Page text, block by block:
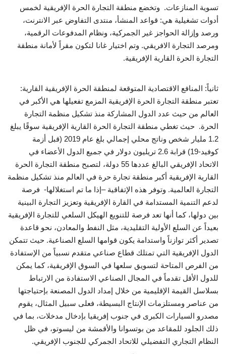
تسوية المنازعات. وتخضع منطقة التجارة الحرة الإفريقية لخمس
أدوات تشغيلية هي: قواعد المنشأ، منتدى التفاوض عبر الانترنت،
ورصد وإزالة الحواجز غير الجمركية، ونظام المدفوعات الرقمية،
ومرصد التجارة الافريقي. وتم اختيار غانا لتكون مقراً لأمانة منطقة
التجارة الحرة القارية الإفريقية.
ثانياً: المنافع الاقتصادية المتوقعة لمنطقة الحرة الإفريقية القارية:
تعتبر منطقة التجارة الحرة الإفريقية المزمع تفعيلها هي الأكبر في
العالم من حيث عدد الدول المشاركة منذ تشكيل منظمة التجارة
الحرة. حيث تغطي منطقة التجارة الحرة القارية الإفريقية سوقًا يبلغ
1.2 مليار شخص وناتج محلي إجمالي بلغ عام 2019 (قبل أزمة
كوفيد-19) قرابة 2.6 تريليون دولار في جميع الدول الأعضاء في
الاتحاد الإفريقي البالغ عددها 55 دولة، لتصبح منطقة التجارة الحرة
القارية الإفريقية أكبر منطقة تجارة حرة في العالم منذ تشكيل منظمة
التجارة العالمية. وتوفر هذه الإتفاقية –إذا ما تم استغلالها- فرصة
لدعم التنمية المستدامة في القارة الإفريقية وتعزيز التجارة البينية
بين دولها، كما أنها تعد فرصة للتنويع الهيكل السلعي للتجارة الإفريقية
بعيداً عن السلع الأولية التقليدية، مثل النفط والمعادن، نحو قاعدة
تصدير أكثر توازناً واستدامة يكون قوامها السلع الصناعية. حيث تتمكن
الدول الإفريقية التي تمتلك قطاع صناعي متقدم نسبياً من الإستفادة
من الفرص المتاحة لتسويق سلعها في السوق الإفريقية، كما يمكن
للدول الأقل تقدماً في المجال الصناعي الاستفادة من الارتباط
بسلاسل القيمة الإقليمية من خلال إمداد الدول المصنعة بإحتياجتها
من عناصر ومستلزمات الإنتاج البسيطة، فعلى سبيل المثال، يقوم
مصدرو السيارات الكبرى في جنوب إفريقيا بإدخال مدخلات، بما في
ذلك الجلود للمقاعد من بوتسوانا والأقمشة من ليسوتو، في ظل
النظام التجاري التفضيلي للاتحاد الجمركي للجنوب الإفريقي.